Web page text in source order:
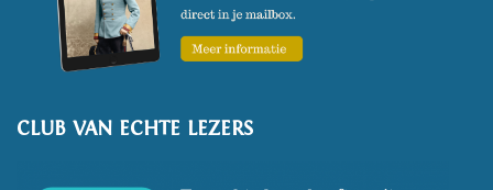
CLUB VAN ECHTE LEZERS